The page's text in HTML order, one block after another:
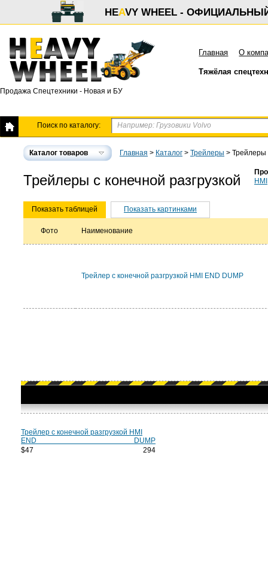
HEAVY WHEEL -
Продажа Спецтехники - Новая и БУ
Главная О
Тяжёлая
Поиск по каталогу:
Каталог товаров Главная > Каталог > Трейлеры > Трейлеры
Трейлеры с конечной разгрузкой
HMI
Показать таблицей Показать картинками
Фото Наименование
Трейлер с конечной разгрузкой HMI END DUMP
Трейлер с конечной разгрузкой HMI
END DUMP
$47 294